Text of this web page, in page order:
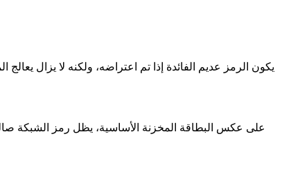
على عكس البطاقة المخزنة الأساسية، يظل رمز الشبكة